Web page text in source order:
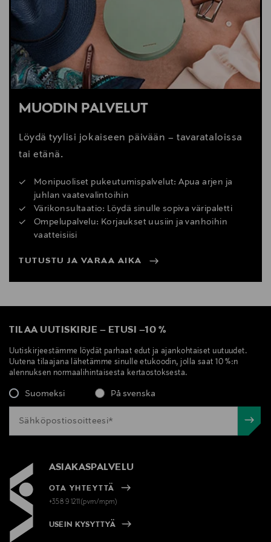
MUODIN PALVELUT
Löydä tyylisi jokaiseen päivään – tavarataloissa
tai etänä.
Monipuoliset pukeutumispalvelut: Apua arjen ja
juhlan vaatevalintoihin
Värikonsultaatio: Löydä sinulle sopiva väripaletti
Ompelupalvelu: Korjaukset uusiin ja vanhoihin
vaatteisiisi
TUTUSTU JA VARAA AIKA
TILAA UUTISKIRJE – ETUSI –10 %
Uutiskirjeestämme löydät parhaat edut ja ajankohtaiset uutuudet.
Uutena tilaajana lähetämme sinulle etukoodin, jolla saat 10 %:n
alennuksen normaalihintaisesta kertaostoksesta.
Suomeksi På svenska
ASIAKASPALVELU
OTA YHTEYTTÄ
+358 9 1211(pvm/mpm)
USEIN KYSYTTYÄ